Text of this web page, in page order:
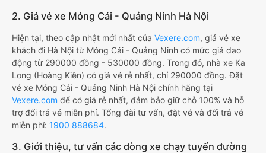
2. Giá vé xe Móng Cái - Quảng Ninh Hà Nội
Hiện tại, theo cập nhật mới nhất của Vexere.com, giá vé xe
khách đi Hà Nội từ Móng Cái - Quảng Ninh có mức giá dao
động từ 290000 đồng - 530000 đồng. Trong đó, nhà xe Ka
Long (Hoàng Kiên) có giá vé rẻ nhất, chỉ 290000 đồng. Đặt
vé xe Móng Cái - Quảng Ninh Hà Nội chính hãng tại
Vexere.com để có giá rẻ nhất, đảm bảo giữ chỗ 100% và hỗ
trợ đổi trả vé miễn phí. Tổng đài tư vấn, đặt vé và đổi trả vé
miễn phí: 1900 888684.
3. Giới thiệu, tư vấn các dòng xe chạy tuyến đường